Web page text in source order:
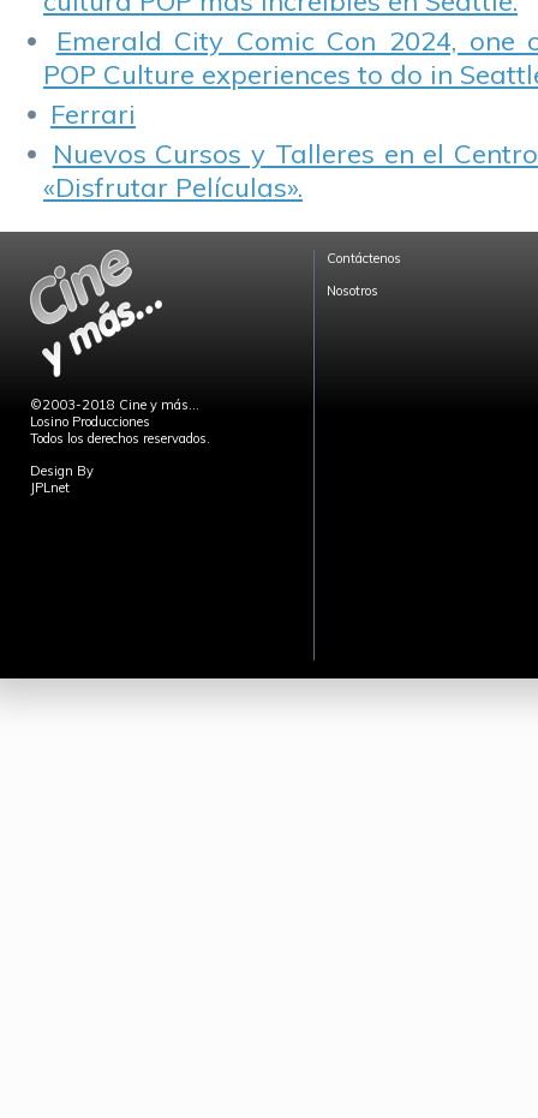
Emerald City Comic Con 2024,
POP Culture experiences to do in
Ferrari
Nuevos Cursos y Talleres en el
«Disfrutar Películas».
©2003-2018 Cine y más...
Losino Producciones
Todos los derechos reservados.
Design By
JPLnet
Contáctenos
Nosotros